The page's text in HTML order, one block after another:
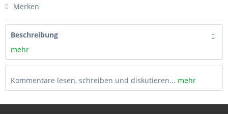
Merken
Beschreibung
mehr
Kommentare lesen, schreiben und diskutieren... mehr